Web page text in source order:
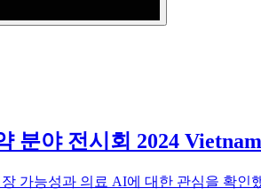
분야 전시회 2024
가능성과 의료 AI에 대한 관심을 확